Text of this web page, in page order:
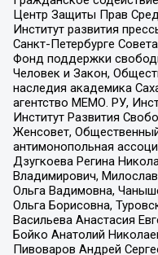
Центр Защиты Прав
Институт развития
Санкт-Петербурге
Фонд поддержки
Человек и Закон,
наследия академика
агентство МЕМО. РУ,
Институт Развития
Женсовет,
антимонопольная
Дзугкоева Регина
Владимирович,
Ольга Вадимовна,
Ольга Борисовна,
Васильева Анастасия
Бойко Анатолий
Пивоваров Андрей